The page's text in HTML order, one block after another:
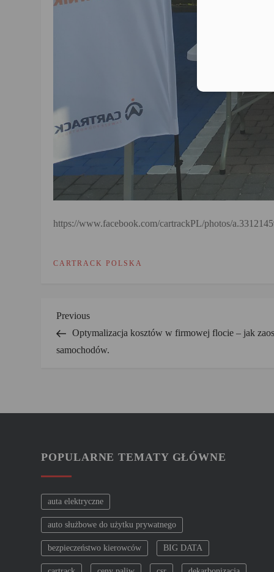
https://www.facebook.com/cartrackPL/photos/
CARTRACK POLSKA
N
a
i
a
c
j
a
Previous
Post
Previous
Optymalizacja kosztów w firmowej flocie – jak
samochodów.
POPULARNE TEMATY GŁÓWNE
auta elektryczne
auto służbowe do użytku prywatnego
bezpieczeństwo kierowców BIG DATA